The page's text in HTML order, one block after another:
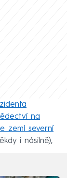
na
zemí severní
i násilně),